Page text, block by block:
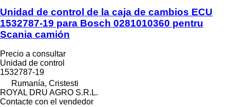
Unidad de control de la caja de cambios ECU
1532787-19 para Bosch 0281010360 pentru
Scania camión
Precio a consultar
Unidad de control
1532787-19
Rumanía, Cristesti
ROYAL DRU AGRO S.R.L.
Contacte con el vendedor